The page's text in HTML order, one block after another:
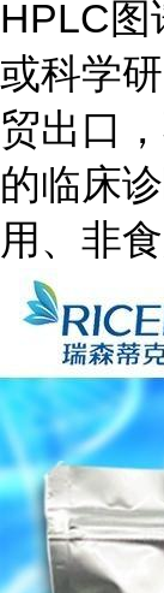
HPLC图
或科学
贸出口
的临床
用、非食